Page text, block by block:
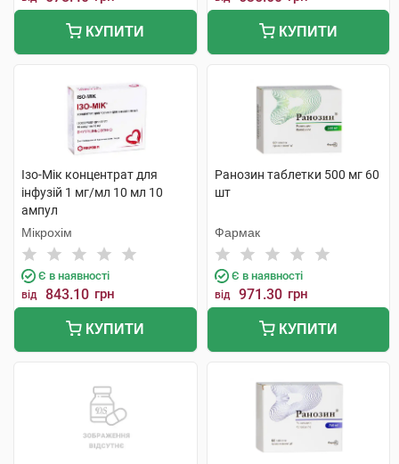
КУПИТИ КУПИТИ
Ізо-Мік концентрат для
інфузій 1 мг/мл 10 мл 10
ампул
Мікрохім
Є в наявності
від 843.10 грн
КУПИТИ
Ранозин таблетки 500 мг 60
шт
Фармак
Є в наявності
від 971.30 грн
КУПИТИ